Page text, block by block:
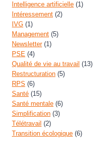
Intelligence artificielle (1)
Intéressement (2)
IVG (1)
Management (5)
Newsletter(1)
PSE (4)
Qualité de vie au travail (13)
Restructuration (5)
RPS (6)
Santé (15)
Santé mentale (6)
Simplification (3)
Télétravail (2)
Transition écologique (6)